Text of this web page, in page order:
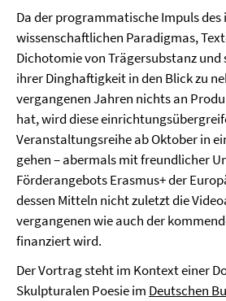
Da der programmatische Impuls des
wissenschaftlichen Paradigmas,
Dichotomie von Trägersubstanz und
ihrer Dinghaftigkeit in den Blick zu
vergangenen Jahren nichts an
hat, wird diese
Veranstaltungsreihe ab Oktober in
gehen – abermals mit freundlicher
Förderangebots Erasmus+ der
dessen Mitteln nicht zuletzt die
vergangenen wie auch der
finanziert wird.
Der Vortrag steht im Kontext einer
Skulpturalen Poesie im Deutschen